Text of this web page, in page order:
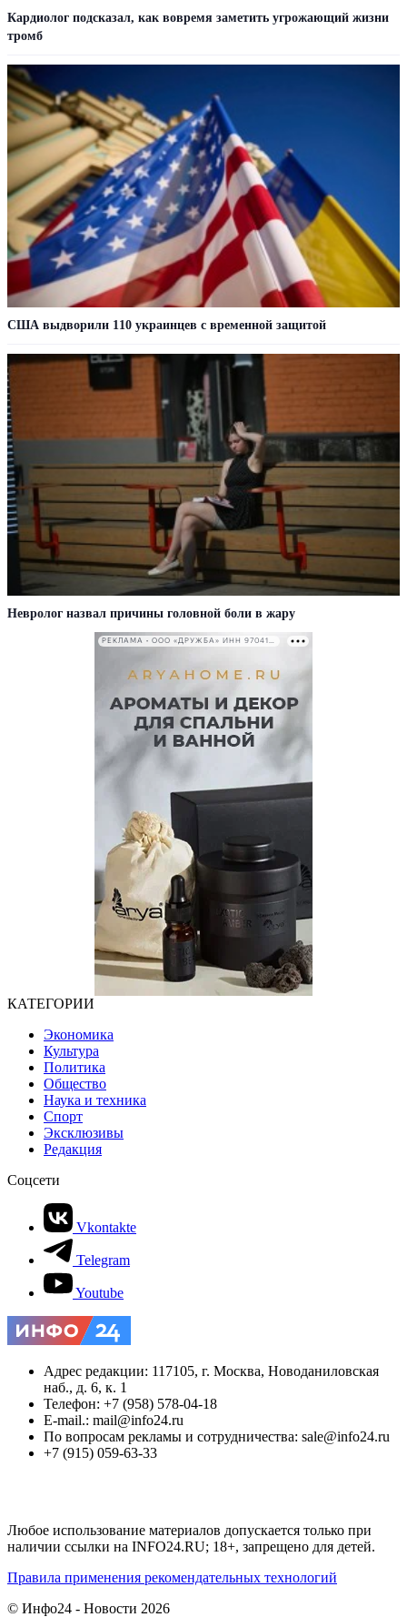
Кардиолог подсказал, как вовремя заметить угрожающий жизни
тромб
США выдворили 110 украинцев с временной защитой
Невролог назвал причины головной боли в жару
РЕКЛАМА • ООО «ДРУЖБА» ИНН 9704146411
КАТЕГОРИИ
Экономика
Культура
Политика
Общество
Наука и техника
Спорт
Эксклюзивы
Редакция
Соцсети
Vkontakte
Telegram
Youtube
Адрес редакции: 117105, г. Москва, Новоданиловская
наб., д. 6, к. 1
Телефон: +7 (958) 578-04-18
E-mail.: mail@info24.ru
По вопросам рекламы и сотрудничества: sale@info24.ru
+7 (915) 059-63-33
Любое использование материалов допускается только при
наличии ссылки на INFO24.RU; 18+, запрещено для детей.
Правила применения рекомендательных технологий
© Инфо24 - Новости 2026